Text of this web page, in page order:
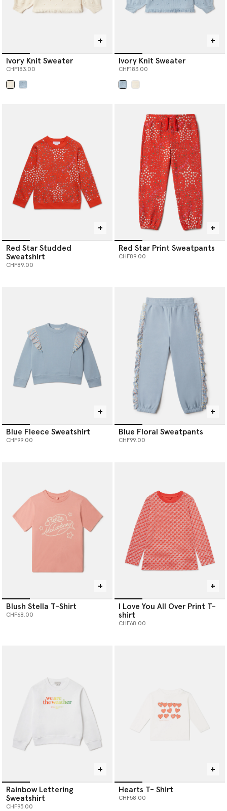
Ivory Knit Sweater
CHF183.00
Ivory Knit Sweater
CHF183.00
Red Star Studded
Sweatshirt
CHF89.00
Red Star Print Sweatpants
CHF89.00
Blue Fleece Sweatshirt
CHF99.00
Blue Floral Sweatpants
CHF99.00
Blush Stella T-Shirt
CHF68.00
I Love You All Over Print T-
shirt
CHF68.00
Rainbow Lettering
Sweatshirt
CHF95.00
Hearts T- Shirt
CHF58.00